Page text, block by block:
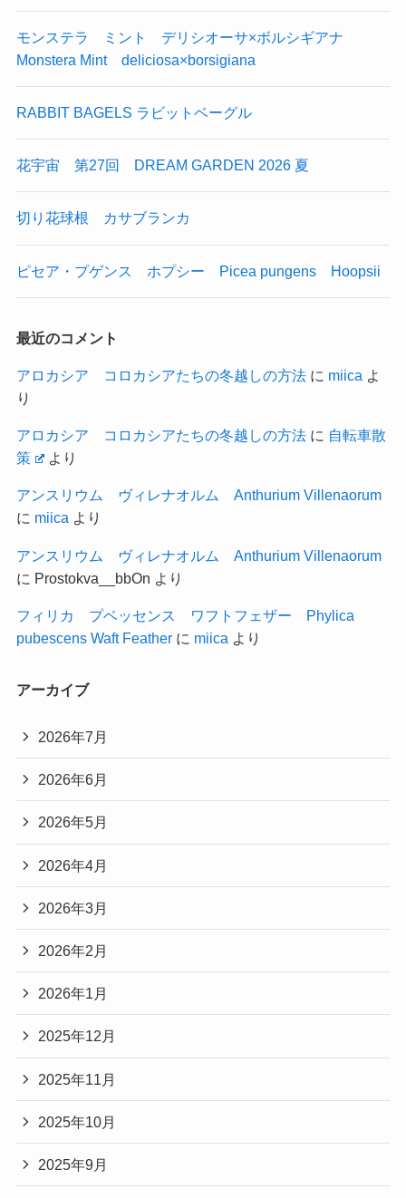
モンステラ ミント デリシオーサ×ボルシギアナ
Monstera Mint deliciosa×borsigiana
RABBIT BAGELS ラビットベーグル
花宇宙 第27回 DREAM GARDEN 2026 夏
切り花球根 カサブランカ
ピセア・プゲンス ホプシー Picea pungens Hoopsii
最近のコメント
アロカシア コロカシアたちの冬越しの方法に miica よ
り
アロカシア コロカシアたちの冬越しの方法に 自転車散
策
より
アンスリウム ヴィレナオルム Anthurium Villenaorum
に miica より
アンスリウム ヴィレナオルム Anthurium Villenaorum
に Prostokva__bbOn より
フィリカ プベッセンス ワフトフェザー Phylica
pubescens Waft Featherに miica より
アーカイブ
2026年7月
2026年6月
2026年5月
2026年4月
2026年3月
2026年2月
2026年1月
2025年12月
2025年11月
2025年10月
2025年9月